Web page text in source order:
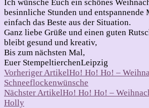
Ich wünsche Euch ein schönes
besinnliche Stunden und entspannende
einfach das Beste aus der Situation.
Ganz liebe Grüße und einen guten
bleibt gesund und kreativ,
Bis zum nächsten Mal,
Euer StempeltierchenLeipzig
Beitragsnavigation
Vorheriger ArtikelHo! Ho! Ho! –
Schneeflockenwünsche
Nächster ArtikelHo! Ho! Ho! –
Holly